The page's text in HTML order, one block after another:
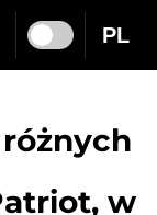
PL
w